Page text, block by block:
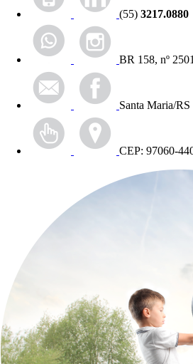
(55) 3217.0880
BR 158, nº
Santa Maria/RS
CEP: 97060-